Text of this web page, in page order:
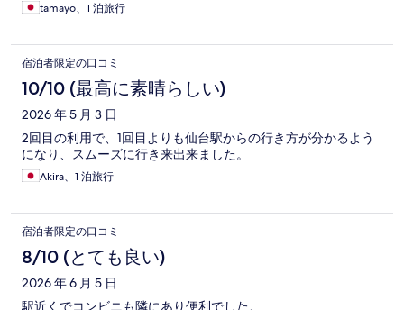
tamayo、1 泊旅行
宿泊者限定の口コミ
10/10 (最高に素晴らしい)
2026 年 5 月 3 日
2回目の利用で、1回目よりも仙台駅からの行き方が分かるよう
になり、スムーズに行き来出来ました。
Akira、1 泊旅行
宿泊者限定の口コミ
8/10 (とても良い)
2026 年 6 月 5 日
駅近くでコンビニも隣にあり便利でした。